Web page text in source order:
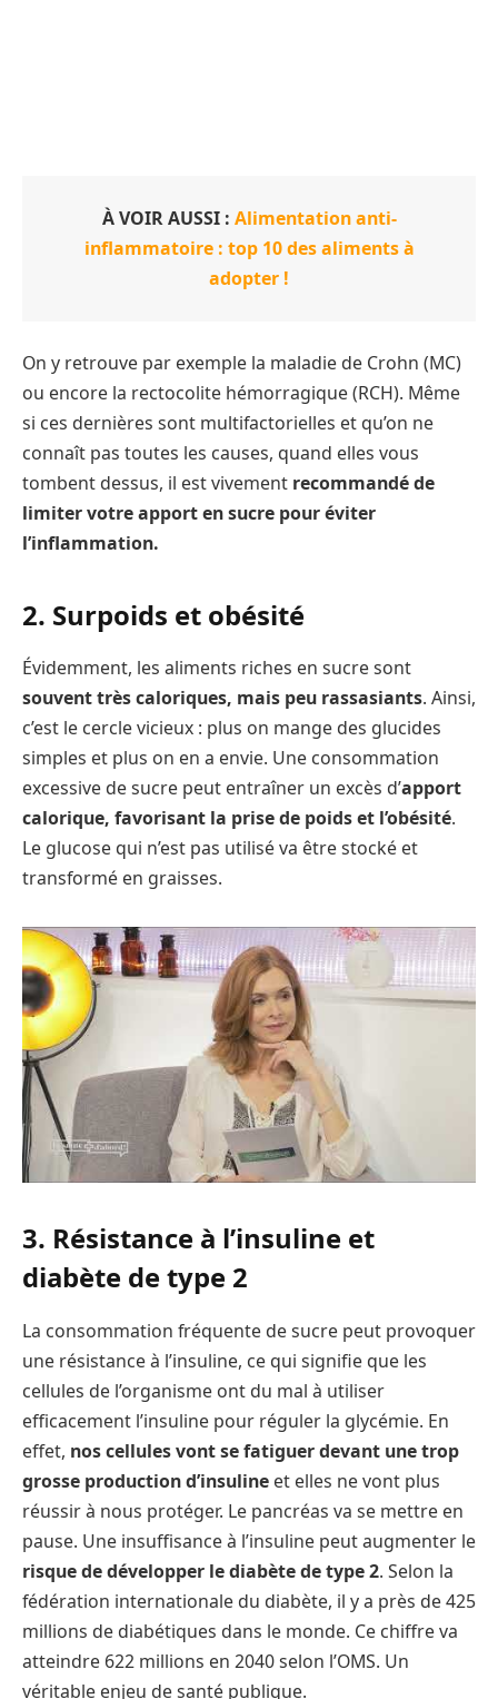
À VOIR AUSSI : Alimentation anti-
inflammatoire : top 10 des aliments à
adopter !
On y retrouve par exemple la maladie de Crohn (MC)
ou encore la rectocolite hémorragique (RCH). Même
si ces dernières sont multifactorielles et qu’on ne
connaît pas toutes les causes, quand elles vous
tombent dessus, il est vivement recommandé de
limiter votre apport en sucre pour éviter
l’inflammation.
2. Surpoids et obésité
Évidemment, les aliments riches en sucre sont
souvent très caloriques, mais peu rassasiants. Ainsi,
c’est le cercle vicieux : plus on mange des glucides
simples et plus on en a envie. Une consommation
excessive de sucre peut entraîner un excès d’apport
calorique, favorisant la prise de poids et l’obésité.
Le glucose qui n’est pas utilisé va être stocké et
transformé en graisses.
3. Résistance à l’insuline et
diabète de type 2
La consommation fréquente de sucre peut provoquer
une résistance à l’insuline, ce qui signifie que les
cellules de l’organisme ont du mal à utiliser
efficacement l’insuline pour réguler la glycémie. En
effet, nos cellules vont se fatiguer devant une trop
grosse production d’insuline et elles ne vont plus
réussir à nous protéger. Le pancréas va se mettre en
pause. Une insuffisance à l’insuline peut augmenter le
risque de développer le diabète de type 2. Selon la
fédération internationale du diabète, il y a près de 425
millions de diabétiques dans le monde. Ce chiffre va
atteindre 622 millions en 2040 selon l’OMS. Un
véritable enjeu de santé publique.